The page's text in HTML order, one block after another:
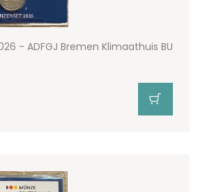
- ADFGJ Bremen Klimaathuis BU